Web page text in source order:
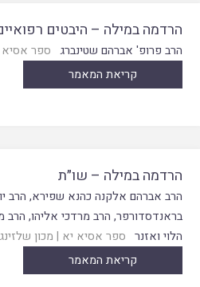
הרדמה במילה – היבטים
הרב פרופ' אברהם שטינברג ספר אסיא
קריאת המאמר
הרדמה במילה – שו״ת
הרב אברהם אלקנה כהנא שפירא, הרב
בראנדסדורפר, הרב מרדכי אליהו, הרב
הלוי ואזנר ספר אסיא יא | מכון
קריאת המאמר